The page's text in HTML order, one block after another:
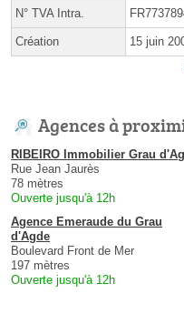
N° TVA Intra.
Création 15 juin
Agences à
RIBEIRO Immobilier Grau
Rue Jean Jaurès
78 mètres
Ouverte jusqu'à 12h
Agence Emeraude du Grau
d'Agde
Boulevard Front de Mer
197 mètres
Ouverte jusqu'à 12h